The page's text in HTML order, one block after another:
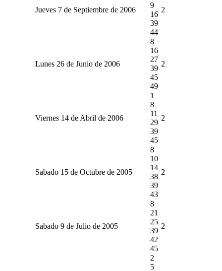
Jueves 7 de Septiembre de 2006
9
16
39
44
2
Lunes 26 de Junio de 2006
8
16
27
39
45
49
2
Viernes 14 de Abril de 2006
1
8
11
29
39
45
2
Sabado 15 de Octubre de 2005
8
10
14
38
39
43
2
Sabado 9 de Julio de 2005
8
21
25
39
42
45
2
2
5